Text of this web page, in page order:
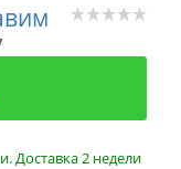
Доставка 2 недели